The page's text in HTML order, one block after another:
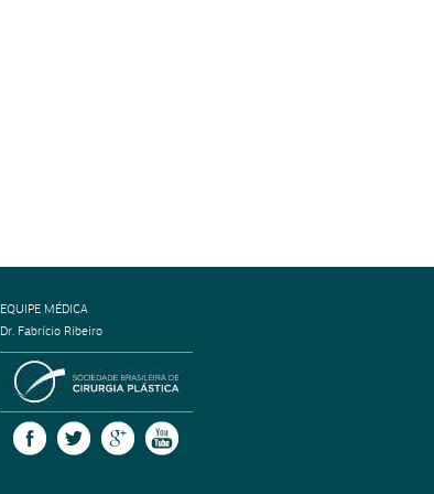
EQUIPE MÉDICA
Dr. Fabrício Ribeiro
FACEBOOKTWITTER GOOGLE +